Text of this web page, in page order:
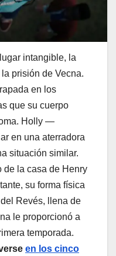
intangible, la
prisión de Vecna.
en los
que su cuerpo
Holly —
en una aterradora
situación similar.
de la casa de Henry
su forma física
Revés, llena de
​​le proporcionó a
temporada.
en los cinco